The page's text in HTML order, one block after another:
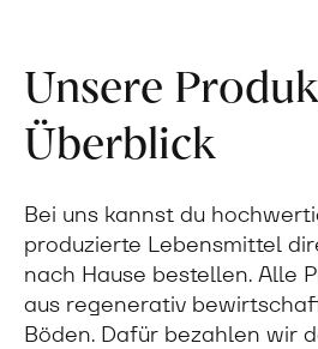
Unsere
Überblick
Bei uns kannst du
produzierte Lebensmittel
nach Hause bestellen. Alle
aus regenerativ
Böden. Dafür bezahlen wir